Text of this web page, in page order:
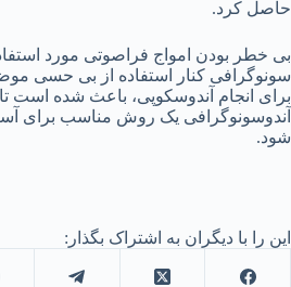
حاصل کرد.
بی خطر بودن امواج فراصوتی مورد
سونوگرافی کنار استفاده از بی حسی
برای انجام آندوسکوپی، باعث شده است
آندوسونوگرافی یک روش مناسب برای
شود.
این را با دیگران به اشتراک بگذار: